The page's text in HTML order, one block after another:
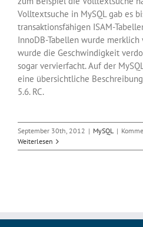
Volltextsuche in MySQL gab es
transaktionsfähigen ISAM-
InnoDB-Tabellen wurde merklich
wurde die Geschwindigkeit
sogar vervierfacht. Auf der
eine übersichtliche
5.6. RC.
September 30th, 2012 | MySQL |
Weiterlesen